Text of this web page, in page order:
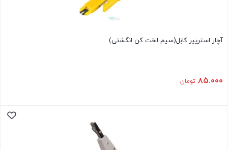
آچار استریپر کابل(سیم لخت کن انگشتی)
۸۵.۰۰۰ تومان